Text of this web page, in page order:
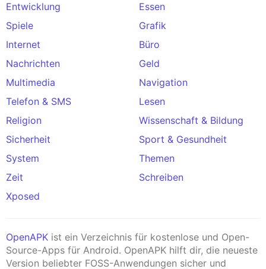
Entwicklung
Essen
Spiele
Grafik
Internet
Büro
Nachrichten
Geld
Multimedia
Navigation
Telefon & SMS
Lesen
Religion
Wissenschaft & Bildung
Sicherheit
Sport & Gesundheit
System
Themen
Zeit
Schreiben
Xposed
OpenAPK ist ein Verzeichnis für kostenlose und Open-
Source-Apps für Android. OpenAPK hilft dir, die neueste
Version beliebter FOSS-Anwendungen sicher und